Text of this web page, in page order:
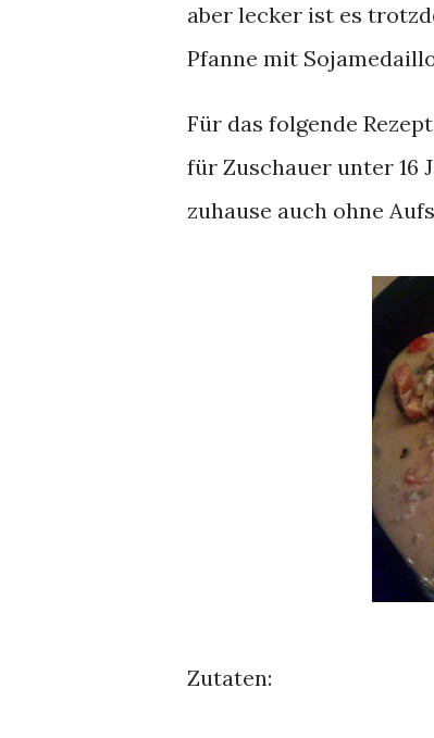
aber lecker ist es
Pfanne mit
Für das folgende
für Zuschauer unter 16
zuhause auch ohne
Zutaten: